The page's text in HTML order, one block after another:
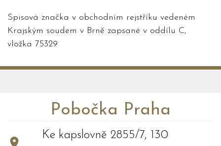
Spisová značka v obchodním rejstříku vedeném
Krajským soudem v Brně zapsané v oddílu C,
vložka 75329
Pobočka Praha
Ke kapslovně 2855/7, 130